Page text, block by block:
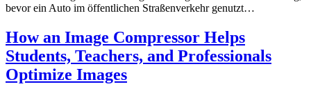
bevor ein Auto im öffentlichen Straßenverkehr genutzt…
How an Image Compressor Helps
Students, Teachers, and Professionals
Optimize Images